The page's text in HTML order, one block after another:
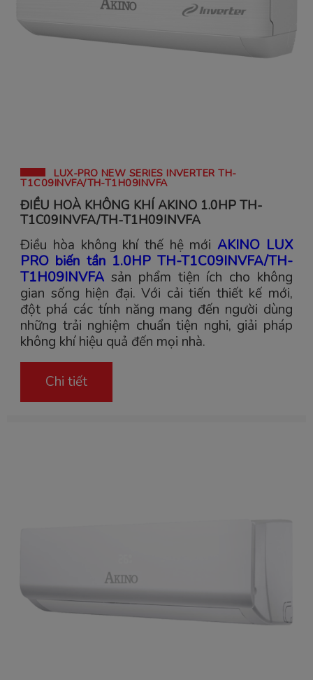
LUX-PRO NEW SERIES INVERTER TH-
T1C09INVFA/TH-T1H09INVFA
ĐIỀU HOÀ KHÔNG KHÍ AKINO 1.0HP TH-
T1C09INVFA/TH-T1H09INVFA
Điều hòa không khí thế hệ mới AKINO LUX
PRO biến tần 1.0HP TH-T1C09INVFA/TH-
T1H09INVFAsản phẩm tiện ích cho không
gian sống hiện đại. Với cải tiến thiết kế mới,
đột phá các tính năng mang đến người dùng
những trải nghiệm chuẩn tiện nghi, giải pháp
không khí hiệu quả đến mọi nhà.
Chi tiết